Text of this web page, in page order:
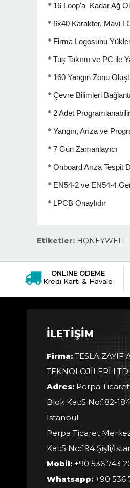
* 16 Loop'a Kadar Ağ
* 6x40 Karakter, Mavi
* Firma Logosunu
* Tuş Takımı ve PC ile
* 160 Yangın Zonu
* Çevre Bilimleri
* 2 Adet Programlanabilir
* Yangın, Arıza ve
* 7 Gün Zamanlayıcı
* Onboard Arıza Tespit
* EN54-2 ve EN54-4
* LPCB Onaylıdır
Etiketler: HONEYWELL
ONLINE ÖDEME
Kredi Kartı & Havale
İLETIŞIM
Firma: TESLA ZAYIF
TEKNOLOJİLERİ LTD.
Adres: Perpa
Blok Kat:5 No:182-
İstanbul
Perpa Ticaret
Kat:5 No:194 Şişli/
Mobil: +90 536 743
Whatsapp: +90 536